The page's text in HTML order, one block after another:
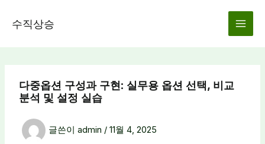
수직상승
다중옵션 구성과 구현: 실무용 옵션 선택, 비교
분석 및 설정 실습
글쓴이 admin / 11월 4, 2025